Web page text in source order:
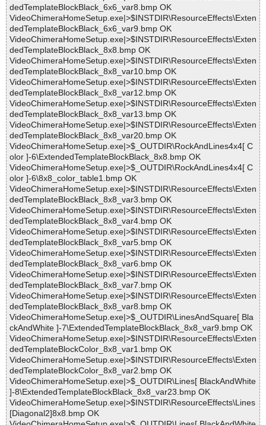
dedTemplateBlockBlack_6x6_var8.bmp OK
VideoChimeraHomeSetup.exe|>$INSTDIR\ResourceEffects\Exten
dedTemplateBlockBlack_6x6_var9.bmp OK
VideoChimeraHomeSetup.exe|>$INSTDIR\ResourceEffects\Exten
dedTemplateBlockBlack_8x8.bmp OK
VideoChimeraHomeSetup.exe|>$INSTDIR\ResourceEffects\Exten
dedTemplateBlockBlack_8x8_var10.bmp OK
VideoChimeraHomeSetup.exe|>$INSTDIR\ResourceEffects\Exten
dedTemplateBlockBlack_8x8_var12.bmp OK
VideoChimeraHomeSetup.exe|>$INSTDIR\ResourceEffects\Exten
dedTemplateBlockBlack_8x8_var13.bmp OK
VideoChimeraHomeSetup.exe|>$INSTDIR\ResourceEffects\Exten
dedTemplateBlockBlack_8x8_var20.bmp OK
VideoChimeraHomeSetup.exe|>$_OUTDIR\RockAndLines4x4[ C
olor ]-6\ExtendedTemplateBlockBlack_8x8.bmp OK
VideoChimeraHomeSetup.exe|>$_OUTDIR\RockAndLines4x4[ C
olor ]-6\8x8_color_table1.bmp OK
VideoChimeraHomeSetup.exe|>$INSTDIR\ResourceEffects\Exten
dedTemplateBlockBlack_8x8_var3.bmp OK
VideoChimeraHomeSetup.exe|>$INSTDIR\ResourceEffects\Exten
dedTemplateBlockBlack_8x8_var4.bmp OK
VideoChimeraHomeSetup.exe|>$INSTDIR\ResourceEffects\Exten
dedTemplateBlockBlack_8x8_var5.bmp OK
VideoChimeraHomeSetup.exe|>$INSTDIR\ResourceEffects\Exten
dedTemplateBlockBlack_8x8_var6.bmp OK
VideoChimeraHomeSetup.exe|>$INSTDIR\ResourceEffects\Exten
dedTemplateBlockBlack_8x8_var7.bmp OK
VideoChimeraHomeSetup.exe|>$INSTDIR\ResourceEffects\Exten
dedTemplateBlockBlack_8x8_var8.bmp OK
VideoChimeraHomeSetup.exe|>$_OUTDIR\LinesAndSquare[ Bla
ckAndWhite ]-7\ExtendedTemplateBlockBlack_8x8_var9.bmp OK
VideoChimeraHomeSetup.exe|>$INSTDIR\ResourceEffects\Exten
dedTemplateBlockColor_8x8_var1.bmp OK
VideoChimeraHomeSetup.exe|>$INSTDIR\ResourceEffects\Exten
dedTemplateBlockColor_8x8_var2.bmp OK
VideoChimeraHomeSetup.exe|>$_OUTDIR\Lines[ BlackAndWhite
]-8\ExtendedTemplateBlockBlack_8x8_var23.bmp OK
VideoChimeraHomeSetup.exe|>$INSTDIR\ResourceEffects\Lines
[Diagonal2]8x8.bmp OK